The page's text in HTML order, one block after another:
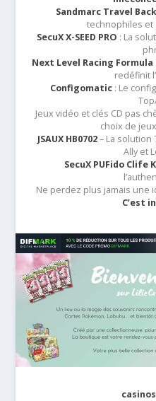
Sandmarc Travel
technophiles et
SecuX X-SEED PRO : La
Next Level Racing
redéfinit
Configomatic: Le
Jeux vidéo et clés CD pas
choix de
JSAUX HB0702– La solution
Ally et
SecuX PUFido Clife
Ne perdez plus jamais une
C’est